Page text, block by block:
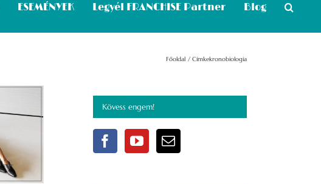
ESEMÉNYEK Legyél FRANCHISE Partner Blog
Főoldal Címkekronobiologia
Kövess engem!